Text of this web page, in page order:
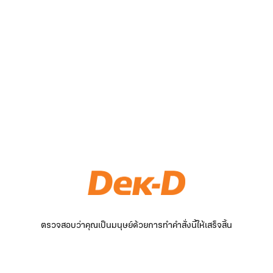
ตรวจสอบว่าคุณเป็นมนุษย์ด้วยการทำคำสั่งนี้ให้เสร็จสิ้น